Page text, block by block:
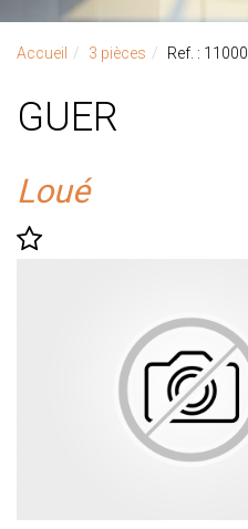
Accueil 3 pièces Ref. : 11000
GUER
Loué